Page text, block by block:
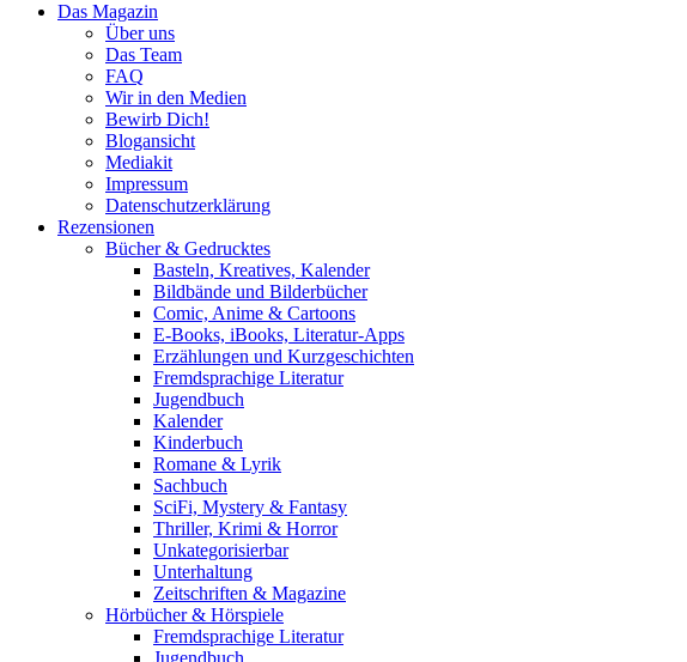
Das Magazin
Über uns
Das Team
FAQ
Wir in den Medien
Bewirb Dich!
Blogansicht
Mediakit
Impressum
Datenschutzerklärung
Rezensionen
Bücher & Gedrucktes
Basteln, Kreatives, Kalender
Bildbände und Bilderbücher
Comic, Anime & Cartoons
E-Books, iBooks, Literatur-Apps
Erzählungen und Kurzgeschichten
Fremdsprachige Literatur
Jugendbuch
Kalender
Kinderbuch
Romane & Lyrik
Sachbuch
SciFi, Mystery & Fantasy
Thriller, Krimi & Horror
Unkategorisierbar
Unterhaltung
Zeitschriften & Magazine
Hörbücher & Hörspiele
Fremdsprachige Literatur
Jugendbuch